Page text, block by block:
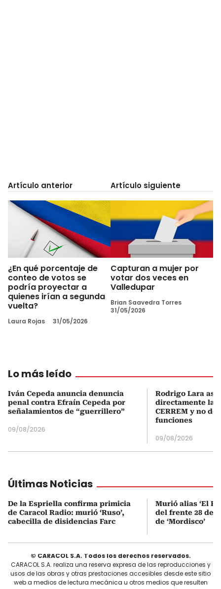
Artículo anterior
¿En qué porcentaje de
conteo de votos se
podría proyectar a
quienes irían a segunda
vuelta?
Laura Rojas 31/05/2026
Artículo siguiente
Capturan a mujer por
votar dos veces en
Valledupar
Brian Saavedra Torres
31/05/2026
Lo más leído
Iván Cepeda anuncia denuncia
penal contra Efraín Cepeda por
señalamientos de “guerrillero”
09/08/2026
Rodrigo Lara
directamente la
CERREM y no
funciones
09/08/2026
Últimas Noticias
De la Espriella confirma primicia
de Caracol Radio: murió ‘Ruso’,
cabecilla de disidencias Farc
Murió alias ‘El
del frente 28 de
de ‘Mordisco’
© CARACOL S.A. Todos los derechos reservados.
CARACOL S.A. realiza una reserva expresa de las reproducciones y
usos de las obras y otras prestaciones accesibles desde este sitio
web a medios de lectura mecánica u otros medios que resulten